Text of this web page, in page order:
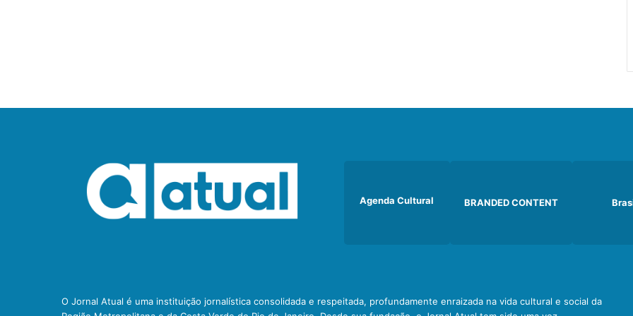
Agenda Cultural BRANDED CONTENT
O Jornal Atual é uma instituição jornalística consolidada e respeitada, profundamente enraizada na vida cultural e social da